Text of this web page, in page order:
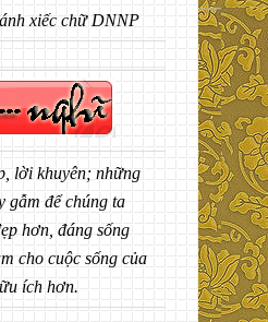
xiếc chữ DNNP
lời khuyên; những
gẫm để chúng ta
hơn, đáng sống
cho cuộc sống của
ích hơn.